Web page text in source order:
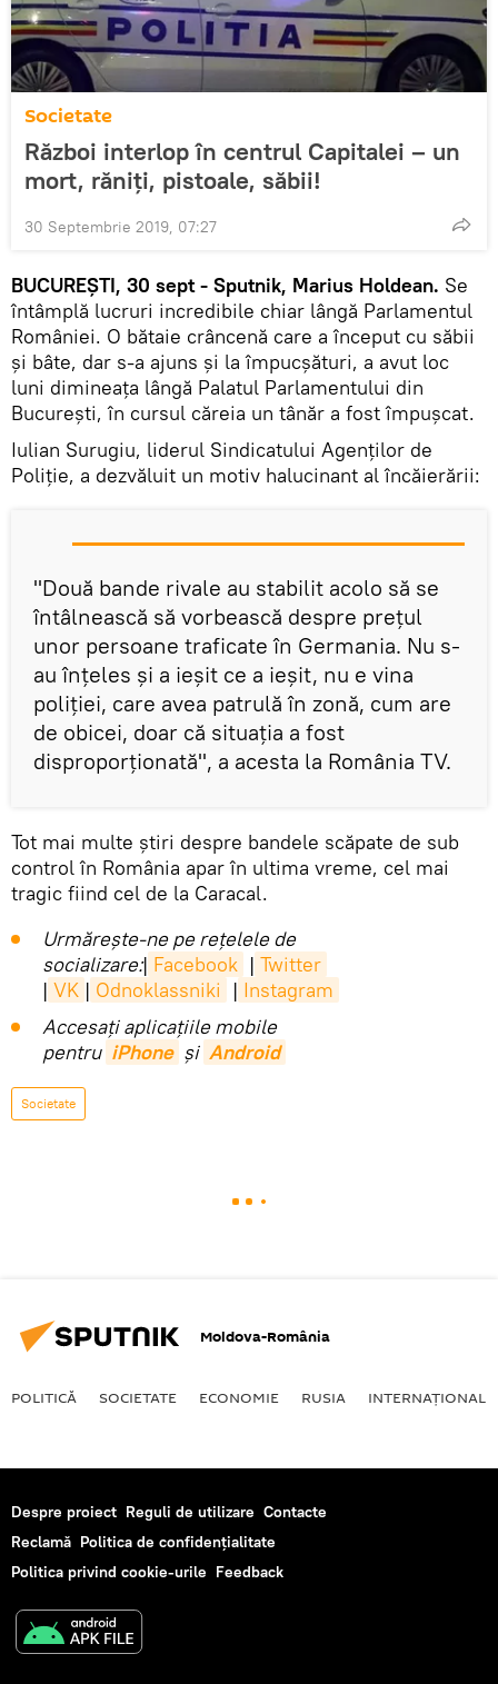
Societate
Război interlop în centrul Capitalei – un
mort, răniți, pistoale, săbii!
30 Septembrie 2019, 07:27
BUCUREȘTI, 30 sept - Sputnik, Marius Holdean. Se
întâmplă lucruri incredibile chiar lângă Parlamentul
României. O bătaie crâncenă care a început cu săbii
și bâte, dar s-a ajuns și la împucșături, a avut loc
luni dimineața lângă Palatul Parlamentului din
București, în cursul căreia un tânăr a fost împușcat.
Iulian Surugiu, liderul Sindicatului Agenţilor de
Poliţie, a dezvăluit un motiv halucinant al încăierării:
"Două bande rivale au stabilit acolo să se
întâlnească să vorbească despre prețul
unor persoane traficate în Germania. Nu s-
au înțeles și a ieșit ce a ieșit, nu e vina
poliției, care avea patrulă în zonă, cum are
de obicei, doar că situația a fost
disproporționată", a acesta la România TV.
Tot mai multe știri despre bandele scăpate de sub
control în România apar în ultima vreme, cel mai
tragic fiind cel de la Caracal.
Urmărește-ne pe rețelele de
socializare:| Facebook | Twitter
| VK | Odnoklassniki | Instagram
Accesaţi aplicaţiile mobile
pentru iPhone și Android
Societate
Moldova-România
POLITICĂ SOCIETATE ECONOMIE RUSIA INTERNAŢIONAL
Despre proiect Reguli de utilizare Contacte
Reclamă Politica de confidențialitate
Politica privind cookie-urile Feedback